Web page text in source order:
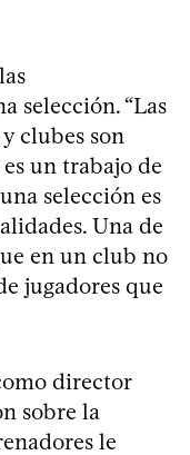
selección. “Las
clubes son
un trabajo de
selección es
Una de
en un club no
jugadores que
director
sobre la
le